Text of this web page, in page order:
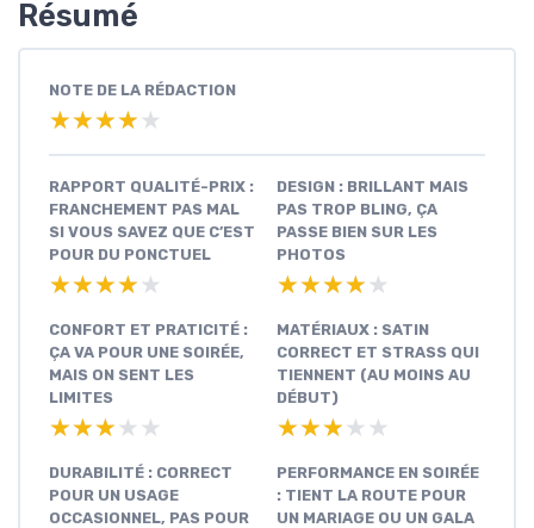
Résumé
NOTE DE LA RÉDACTION
★★★★★
★★★★★
RAPPORT QUALITÉ-PRIX :
FRANCHEMENT PAS MAL
SI VOUS SAVEZ QUE C’EST
POUR DU PONCTUEL
★★★★★
★★★★★
DESIGN : BRILLANT MAIS
PAS TROP BLING, ÇA
PASSE BIEN SUR LES
PHOTOS
★★★★★
★★★★★
CONFORT ET PRATICITÉ :
ÇA VA POUR UNE SOIRÉE,
MAIS ON SENT LES
LIMITES
★★★★★
★★★★★
MATÉRIAUX : SATIN
CORRECT ET STRASS QUI
TIENNENT (AU MOINS AU
DÉBUT)
★★★★★
★★★★★
DURABILITÉ : CORRECT
POUR UN USAGE
OCCASIONNEL, PAS POUR
PERFORMANCE EN SOIRÉE
: TIENT LA ROUTE POUR
UN MARIAGE OU UN GALA